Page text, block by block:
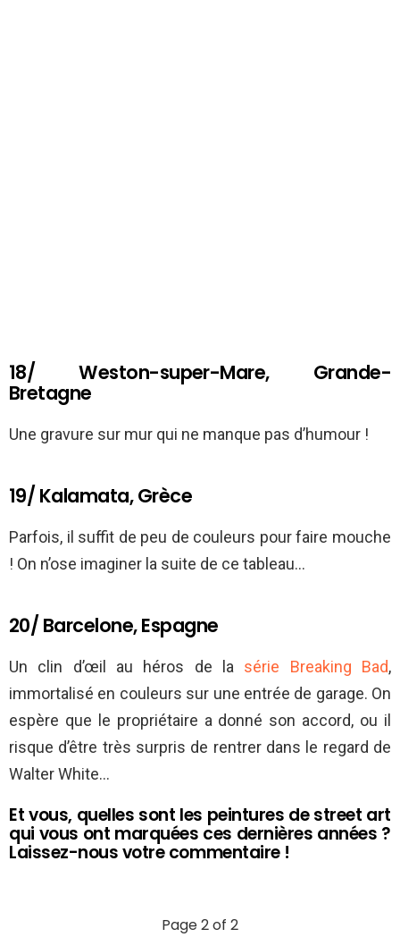
18/ Weston-super-Mare, Grande-
Bretagne
Une gravure sur mur qui ne manque pas d’humour !
19/ Kalamata, Grèce
Parfois, il suffit de peu de couleurs pour faire mouche
! On n’ose imaginer la suite de ce tableau…
20/ Barcelone, Espagne
Un clin d’œil au héros de la série Breaking Bad,
immortalisé en couleurs sur une entrée de garage. On
espère que le propriétaire a donné son accord, ou il
risque d’être très surpris de rentrer dans le regard de
Walter White…
Et vous, quelles sont les peintures de street art
qui vous ont marquées ces dernières années ?
Laissez-nous votre commentaire !
Page 2 of 2